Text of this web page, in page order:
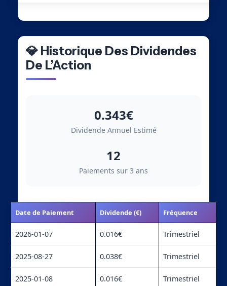
💎 Historique Des Dividendes
De L’Action
0.343€
Dividende Annuel Estimé
12
Paiements sur 3 ans
Date de Paiement Dividende (€) Fréquence
2026-01-07 0.016€ Trimestriel
2025-08-27 0.038€ Trimestriel
2025-01-08 0.016€ Trimestriel